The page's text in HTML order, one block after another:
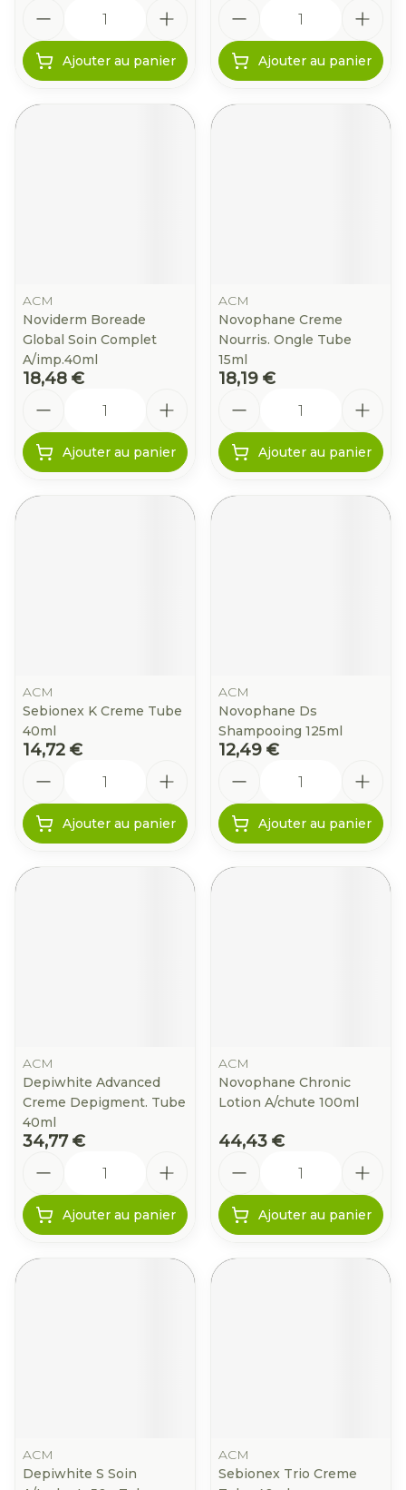
Ajouter au panier Ajouter au panier
ACM
Noviderm Boreade
Global Soin Complet
A/imp.40ml
18,48 €
Ajouter au panier
ACM
Novophane Creme
Nourris. Ongle Tube
15ml
18,19 €
Ajouter au panier
ACM
Sebionex K Creme Tube
40ml
14,72 €
Ajouter au panier
ACM
Novophane Ds
Shampooing 125ml
12,49 €
Ajouter au panier
ACM
Depiwhite Advanced
Creme Depigment. Tube
40ml
34,77 €
Ajouter au panier
ACM
Novophane Chronic
Lotion A/chute 100ml
44,43 €
Ajouter au panier
ACM
Depiwhite S Soin
ACM
Sebionex Trio Creme